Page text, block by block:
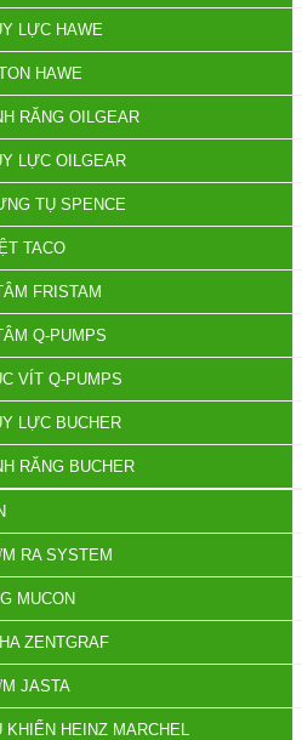
LỰC HAWE
HAWE
RĂNG OILGEAR
LỰC OILGEAR
TỤ SPENCE
TACO
FRISTAM
Q-PUMPS
VÍT Q-PUMPS
LỰC BUCHER
RĂNG BUCHER
RA SYSTEM
MUCON
ZENTGRAF
JASTA
KHIỂN HEINZ MARCHEL